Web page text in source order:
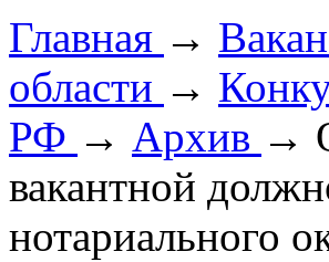
Главная →
области →
РФ → Архив →
вакантной
нотариального